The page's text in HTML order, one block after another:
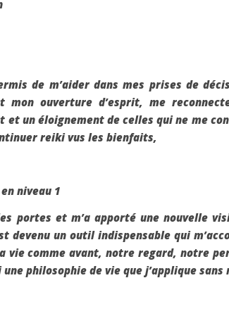
de m’aider dans mes prises de
ouverture d’esprit, me
un éloignement de celles qui ne me
reiki vus les bienfaits,
niveau 1
portes et m’a apporté une nouvelle
un outil indispensable qui
comme avant, notre regard, notre
philosophie de vie que j’applique